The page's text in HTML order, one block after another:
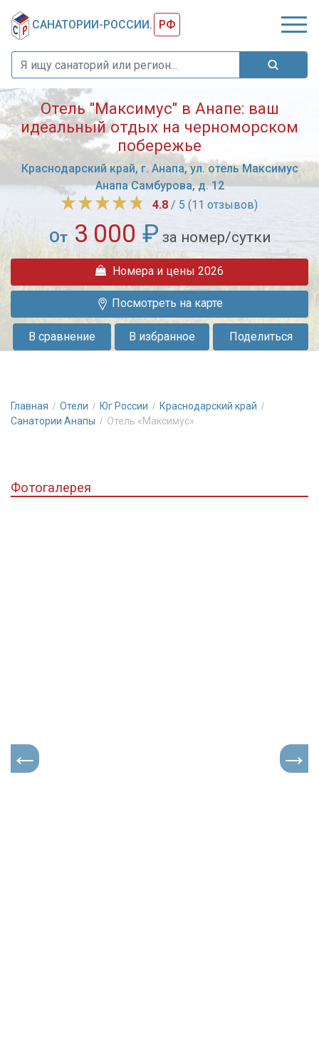
САНАТОРИИ-РОССИИ. РФ
Отель "Максимус" в Анапе: ваш
идеальный отдых на черноморском
побережье
Краснодарский край, г. Анапа, ул. отель Максимус
Анапа Самбурова, д. 12
4.8 / 5 (11 отзывов)
От 3 000 ₽ за номер/сутки
в
комфорт
моря!
бассейн,
SPA.
отдыха
Номера и цены 2026
Посмотреть на карте
Поделиться
В избранное
В сравнение
Главная Отели Юг России
Краснодарский край
Санатории Анапы
Отель «Максимус»
Фотогалерея